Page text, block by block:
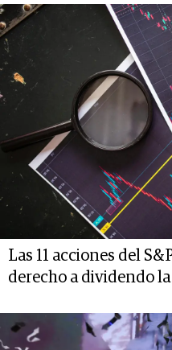
Las 11 acciones del
derecho a dividendo